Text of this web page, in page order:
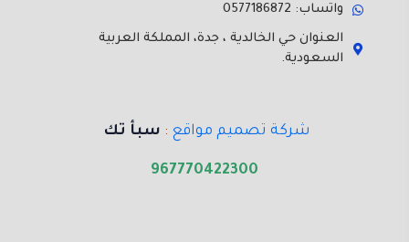
واتساب: 0577186872
العنوان حي الخالدية ، جدة، المملكة العربية
السعودية.
شركة تصميم مواقع : سبأ تك
967770422300